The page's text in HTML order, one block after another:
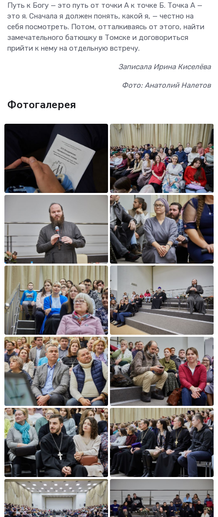
Путь к Богу — это путь от точки А к точке Б. Точка А —
это я. Сначала я должен понять, какой я, — честно на
себя посмотреть. Потом, отталкиваясь от этого, найти
замечательного батюшку в Томске и договориться
прийти к нему на отдельную встречу.
Записала Ирина Киселёва
Фото: Анатолий Налетов
Фотогалерея